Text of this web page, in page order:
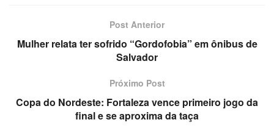
Post Anterior
Mulher relata ter sofrido “Gordofobia” em ônibus de
Salvador
Próximo Post
Copa do Nordeste: Fortaleza vence primeiro jogo da
final e se aproxima da taça